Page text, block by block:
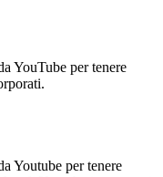
YouTube per tenere
Youtube per tenere